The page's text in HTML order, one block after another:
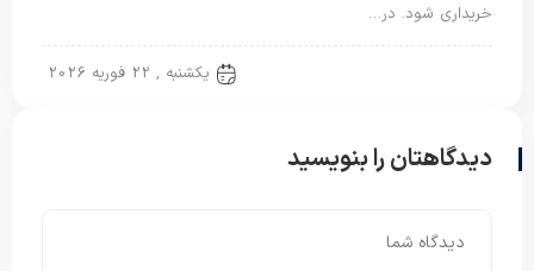
خریداری شود. در…
یکشنبه , 22 فوریه 2026
دیدگاهتان را بنویسید